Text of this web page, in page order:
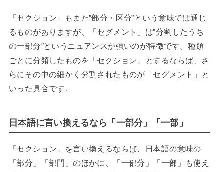
「セクション」もまた”部分・区分”という意味では通じ
るものがありますが、「セグメント」は”分割したうち
の一部分”というニュアンスが強いのが特徴です。種類
ごとに分類したものを「セクション」とするならば、さ
らにその中の細かく分割されたものが「セグメント」と
いった具合です。
日本語に言い換えるなら「一部分」「一部」
「セクション」を言い換えるならば、日本語の意味の
「部分」「部門」のほかに、「一部分」「一部」も使え